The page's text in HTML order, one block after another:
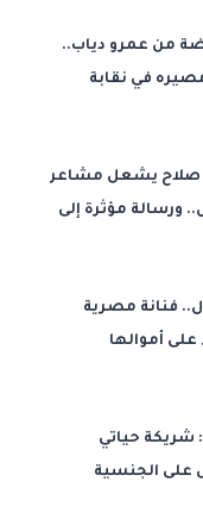
من عمرو دياب..
في نقابة
صلاح يشعل مشاعر
ورسالة مؤثرة إلى
فنانة مصرية
أموالها
حياتي
على الجنسية